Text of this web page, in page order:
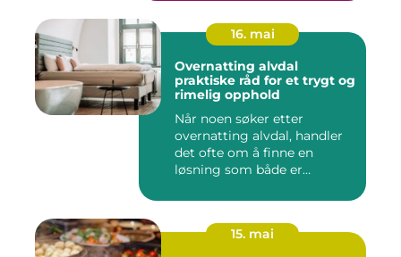
16. mai
Overnatting alvdal
praktiske råd for et trygt og
rimelig opphold
Når noen søker etter
overnatting alvdal, handler
det ofte om å finne en
løsning som både er
15. mai